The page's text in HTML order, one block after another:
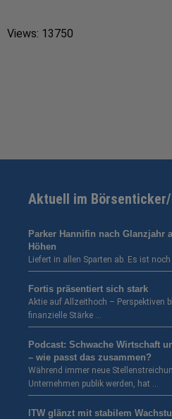
Views: 13750
Aktuell im
Parker Hannifin nach Glanzjahr
Höhen
Liefert in allen Sparten ab. Es ist noch
Fortis präsentiert sich stark
Aktie auf Allzeithoch – Perspektiven
finanzielle Stärke …
Podcast: Schwache Wirtschaft
– wie passt das zusammen?
Während immer neue
Unternehmen publik werden, hat …
ITW glänzt mit stabilem